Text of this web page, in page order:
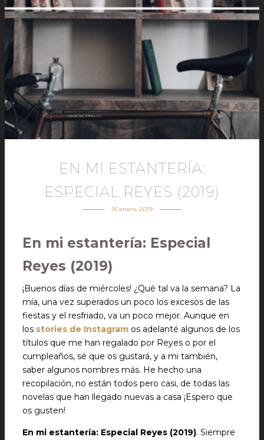
EN MI ESTANTERÍA:
ESPECIAL REYES (2019)
16 enero, 2019
En mi estantería: Especial
Reyes (2019)
¡Buenos días de miércoles! ¿Qué tal va la semana? La
mía, una vez superados un poco los excesos de las
fiestas y el resfriado, va un poco mejor. Aunque en
los stories de Instagram os adelanté algunos de los
títulos que me han regalado por Reyes o por el
cumpleaños, sé que os gustará, y a mi también,
saber algunos nombres más. He hecho una
recopilación, no están todos pero casi, de todas las
novelas que han llegado nuevas a casa ¡Espero que
os gusten!
En mi estantería: Especial Reyes (2019). Siempre